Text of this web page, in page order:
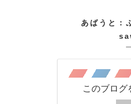
あばうと：
このブログ